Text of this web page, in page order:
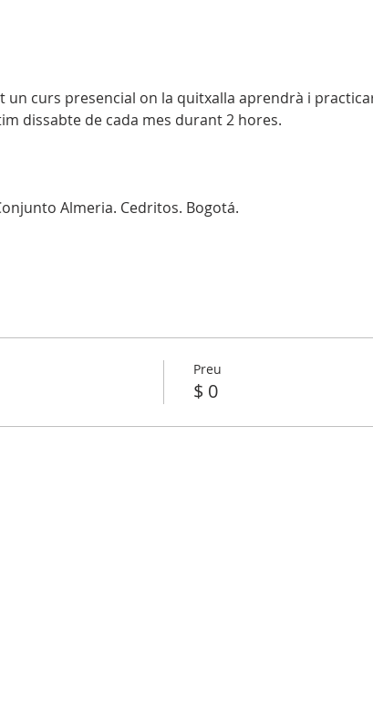
un curs presencial on la quitxalla aprendrà i
dissabte de cada mes durant 2 hores.
Almeria. Cedritos. Bogotá.
Preu
$ 0